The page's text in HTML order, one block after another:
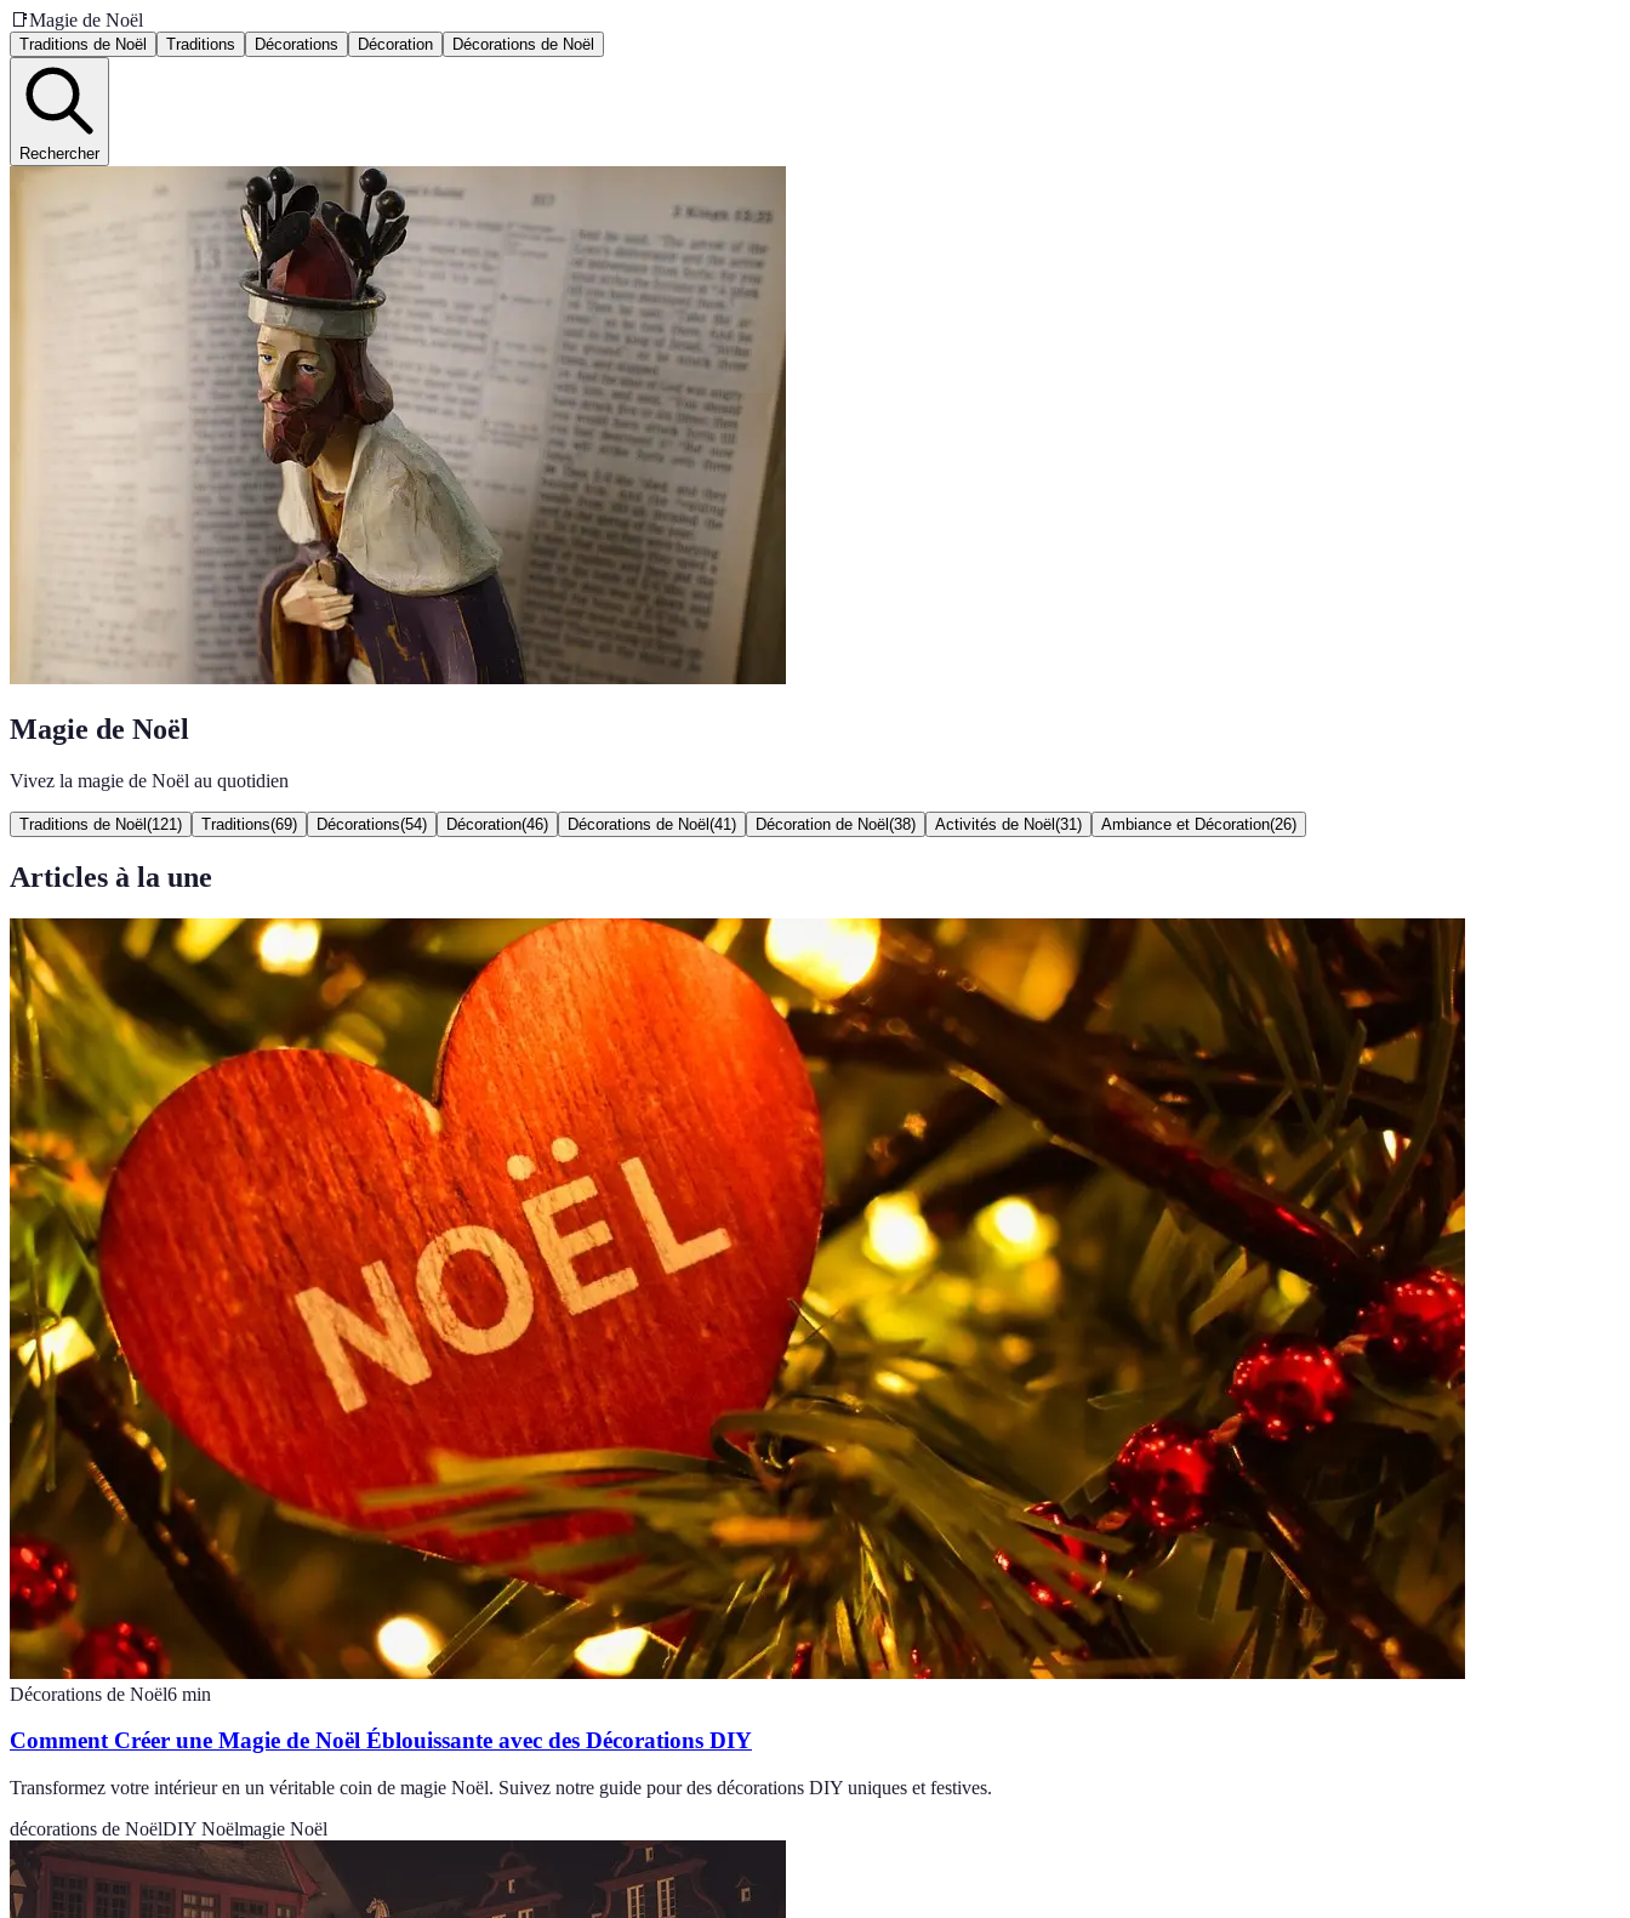
📑Magie de Noël
Traditions de Noël Traditions Décorations Décoration Décorations de Noël
Rechercher
Magie de Noël
Vivez la magie de Noël au quotidien
Traditions de Noël (121 ) Traditions(69) Décorations(54) Décoration(46) Décorations de Noël (41 ) Décoration de Noël (38) Activités de Noël (31 ) Ambiance et Décoration(26)
Articles à la une
Décorations de Noël6 min
Comment Créer une Magie de Noël Éblouissante avec des Décorations DIY
Transformez votre intérieur en un véritable coin de magie Noël. Suivez notre guide pour des décorations DIY uniques et festives.
décorations de NoëlDIY Noëlmagie Noël